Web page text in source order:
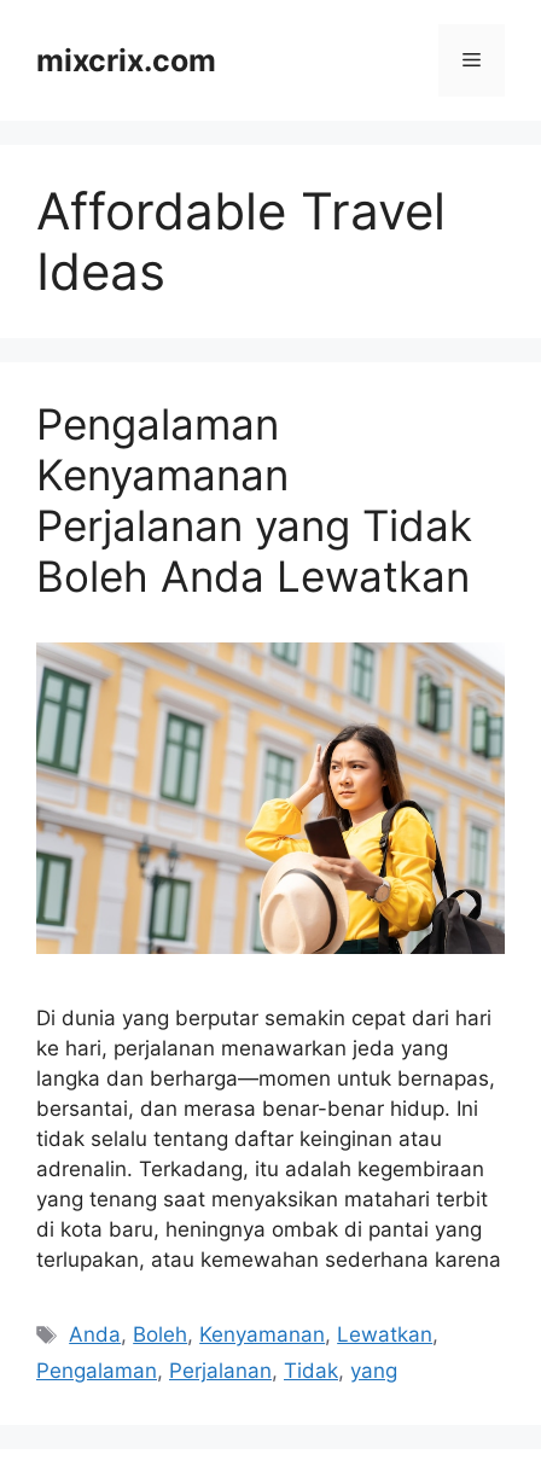
contentmixcrix.com Menu
Affordable Travel
Ideas
Pengalaman
Kenyamanan
Perjalanan yang Tidak
Boleh Anda Lewatkan
Di dunia yang berputar semakin cepat dari hari
ke hari, perjalanan menawarkan jeda yang
langka dan berharga—momen untuk bernapas,
bersantai, dan merasa benar-benar hidup. Ini
tidak selalu tentang daftar keinginan atau
adrenalin. Terkadang, itu adalah kegembiraan
yang tenang saat menyaksikan matahari terbit
di kota baru, heningnya ombak di pantai yang
terlupakan, atau kemewahan sederhana karena
Tags
Anda, Boleh, Kenyamanan, Lewatkan,
Pengalaman, Perjalanan, Tidak, yang